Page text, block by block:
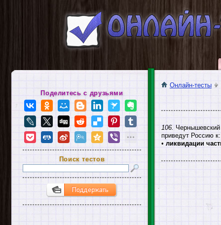
Онлайн-тесты
106. Чернышевский
приведут Россию к:
• ликвидации
Поделитесь с друзьями
Поиск тестов